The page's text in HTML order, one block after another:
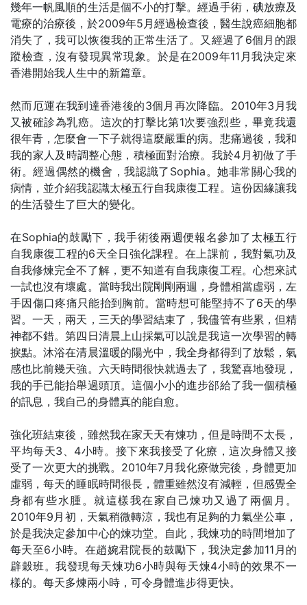
幾年一帆風順的生活是個不小的打擊。經過手術，碘放療及
電療的治療後，於2009年5月經過檢查後，醫生說癌細胞都
消失了，我可以恢復我的正常生活了。又經過了6個月的跟
蹤檢查，沒有發現異常現象。於是在2009年11月我決定來
香港開始我人生中的新篇章。
然而厄運在我到達香港後的3個月再次降臨。2010年3月我
又被確診為乳癌。這次的打擊比第1次要強烈些，畢竟我還
很年青，怎麼會一下子就得這麼嚴重的病。悲痛過後，我和
我的家人及時調整心態，積極面對治療。我於4月初做了手
術。經過偶然的機會，我認識了Sophia。她非常關心我的
病情，並介紹我認識太極五行自我康復工程。這份因緣讓我
的生活發生了巨大的變化。
在Sophia的鼓勵下，我手術後兩週便報名參加了太極五行
自我康復工程的6天全日強化課程。在上課前，我對氣功及
自我修煉完全不了解，更不知道有自我康復工程。心想來試
一試也沒有壞處。當時我出院剛剛兩週，身體相當虛弱，左
手因傷口疼痛只能抬到胸前。當時想可能堅持不了6天的學
習。一天，兩天，三天的學習結束了，我儘管有些累，但精
神都不錯。第四日清晨上山採氣可以說是我這一次學習的轉
捩點。沐浴在清晨溫暖的陽光中，我全身都得到了放鬆，氣
感也比前幾天強。六天時間很快就過去了，我驚喜地發現，
我的手已能抬舉過頭頂。這個小小的進步郤給了我一個積極
的訊息，我自己的身體真的能自愈。
強化班結束後，雖然我在家天天有煉功，但是時間不太長，
平均每天3、4小時。接下來我接受了化療，這次身體又接
受了一次更大的挑戰。2010年7月我化療做完後，身體更加
虛弱，每天的睡眠時間很長，體重雖然沒有減輕，但感覺全
身都有些水腫。就這樣我在家自己煉功又過了兩個月。
2010年9月初，天氣稍微轉涼，我也有足夠的力氣坐公車，
於是我決定參加中心的煉功堂。自此，我煉功的時間增加了
每天至6小時。在趙婉君院長的鼓勵下，我決定參加11月的
辟穀班。我發現每天煉功6小時與每天煉4小時的效果不一
樣的。每天多煉兩小時，可令身體進步得更快。